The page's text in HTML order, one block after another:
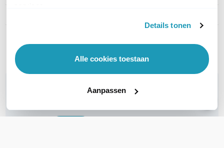
Details tonen
Alle cookies toestaan
Aanpassen